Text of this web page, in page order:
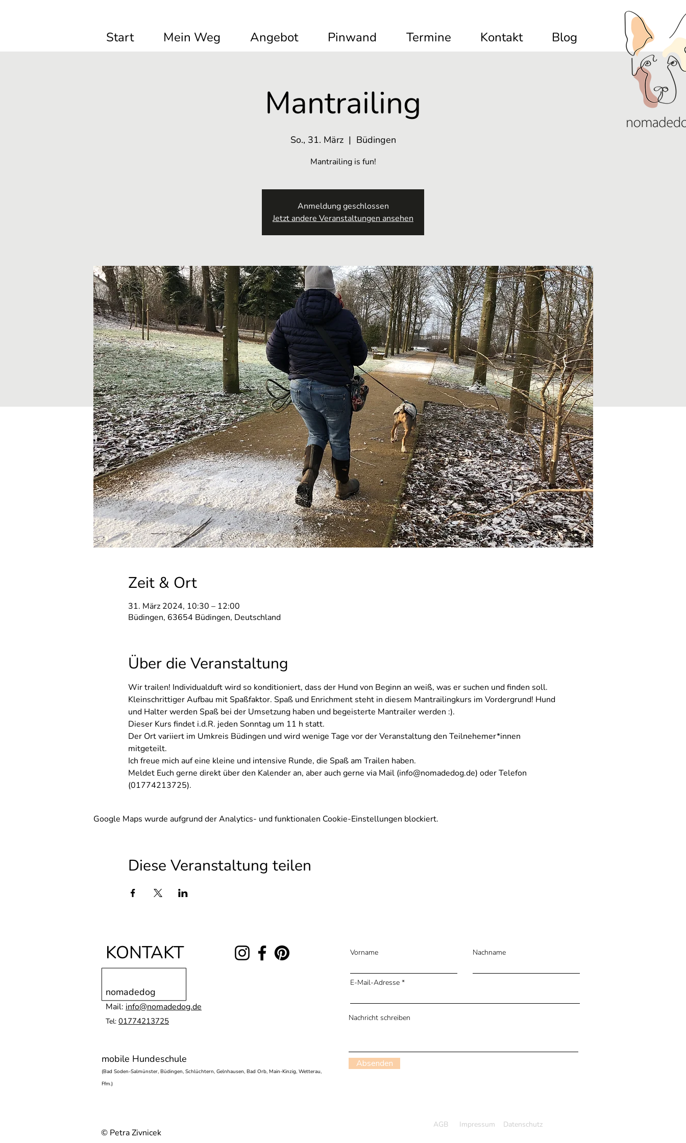
Start Mein Weg Angebot Pinwand Termine Kontakt Blog
Mantrailing
So., 31. März
  |
Büdingen
Mantrailing is fun!
Anmeldung geschlossen
Jetzt andere Veranstaltungen ansehen
Zeit & Ort
31. März 2024, 10:30 – 12:00
Büdingen, 63654 Büdingen, Deutschland
Über die Veranstaltung
Wir trailen! Individualduft wird so konditioniert, dass der Hund von Beginn an weiß, was er suchen und finden soll.
Kleinschrittiger Aufbau mit Spaßfaktor. Spaß und Enrichment steht in diesem Mantrailingkurs im Vordergrund! Hund
und Halter werden Spaß bei der Umsetzung haben und begeisterte Mantrailer werden :).
Dieser Kurs findet i.d.R. jeden Sonntag um 11 h statt.
Der Ort variiert im Umkreis Büdingen und wird wenige Tage vor der Veranstaltung den Teilnehemer*innen
mitgeteilt.
Ich freue mich auf eine kleine und intensive Runde, die Spaß am Trailen haben.
Meldet Euch gerne direkt über den Kalender an, aber auch gerne via Mail (info@nomadedog.de) oder Telefon
(01774213725).
Google Maps wurde aufgrund der Analytics- und funktionalen Cookie-Einstellungen blockiert.
Diese Veranstaltung teilen
KONTAKT
mobile Hundeschule
(Bad Soden-Salmünster, Büdingen, Schlüchtern, Gelnhausen, Bad Orb, Main-Kinzig, Wetterau,
Ffm.)
nomadedog
Mail: info@nomadedog.de
Tel: 01774213725
Vorname Nachname
E-Mail-Adresse
Nachricht schreiben
Absenden
© Petra Zivnicek
AGB Impressum Datenschutz